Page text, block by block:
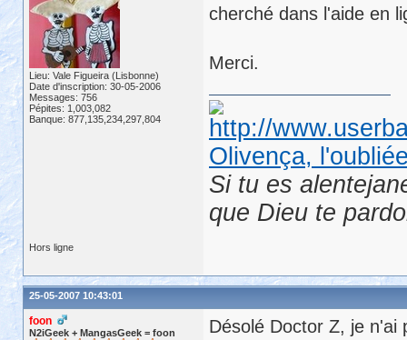
Lieu: Vale Figueira (Lisbonne)
Date d'inscription: 30-05-2006
Messages: 756
Pépites: 1,003,082
Banque: 877,135,234,297,804
cherché dans l'aide en
Merci.
Olivença,
Si tu es
que Dieu te
Hors ligne
25-05-2007 10:43:01
foon
N2iGeek + MangasGeek = foon
Désolé Doctor Z, je n'ai